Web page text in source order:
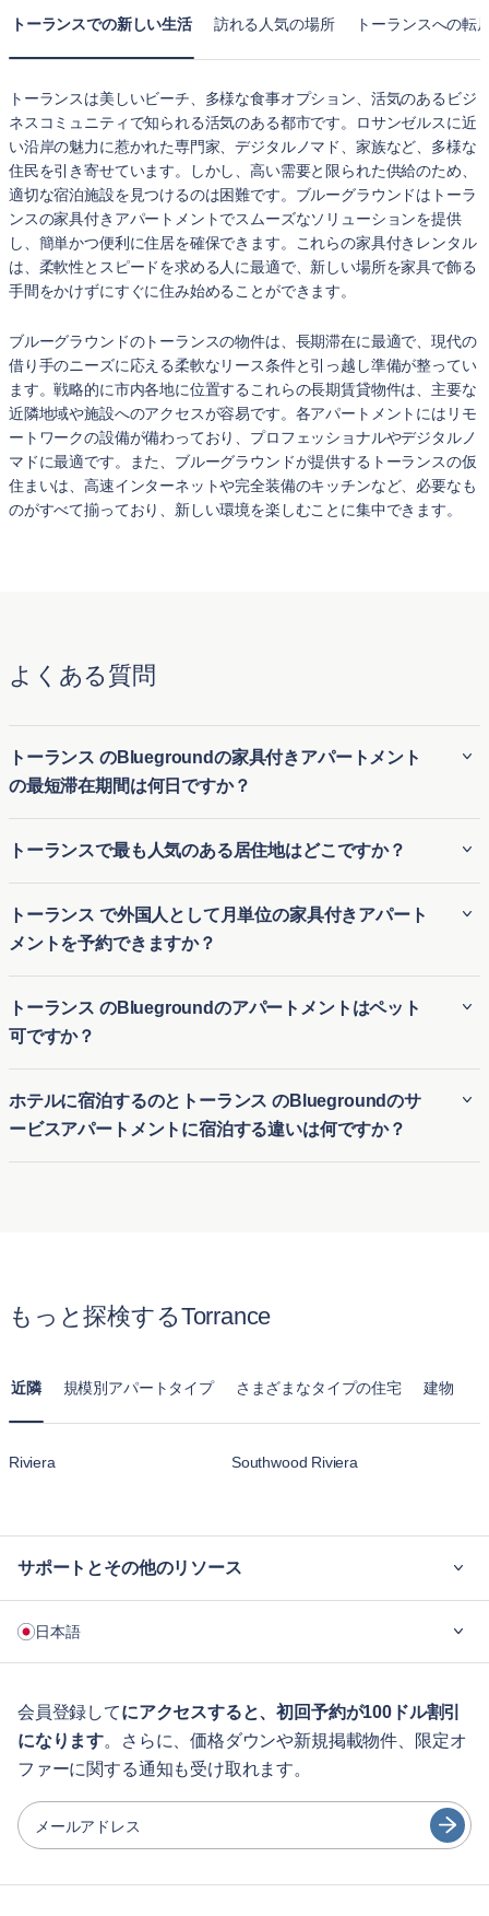
トーランスでの新しい生活 訪れる人気の場所 トーランスへの転
トーランスは美しいビーチ、多様な食事オプション、活気のあるビジ
ネスコミュニティで知られる活気のある都市です。ロサンゼルスに近
い沿岸の魅力に惹かれた専門家、デジタルノマド、家族など、多様な
住民を引き寄せています。しかし、高い需要と限られた供給のため、
適切な宿泊施設を見つけるのは困難です。ブルーグラウンドはトーラ
ンスの家具付きアパートメントでスムーズなソリューションを提供
し、簡単かつ便利に住居を確保できます。これらの家具付きレンタル
は、柔軟性とスピードを求める人に最適で、新しい場所を家具で飾る
手間をかけずにすぐに住み始めることができます。
ブルーグラウンドのトーランスの物件は、長期滞在に最適で、現代の
借り手のニーズに応える柔軟なリース条件と引っ越し準備が整ってい
ます。戦略的に市内各地に位置するこれらの長期賃貸物件は、主要な
近隣地域や施設へのアクセスが容易です。各アパートメントにはリモ
ートワークの設備が備わっており、プロフェッショナルやデジタルノ
マドに最適です。また、ブルーグラウンドが提供するトーランスの仮
住まいは、高速インターネットや完全装備のキッチンなど、必要なも
のがすべて揃っており、新しい環境を楽しむことに集中できます。
よくある質問
トーランス のBluegroundの家具付きアパートメント
の最短滞在期間は何日ですか？
最低30 泊の滞在が必要です。そのため、トーランス の長期
家具付き賃貸にも、短期滞在用の一時的な住居にも最適で
す。引っ越しや長期滞在の訪問など、さまざまな滞在期間に
対応する柔軟性があります。
トーランスで最も人気のある居住地はどこですか？
ます:
サウスウッドは、家族に優しい雰囲気、優れた学校、ビー
チへの近さが評価され、海岸にアクセスする郊外のライフ
スタイルを求める人々に理想的です。
ハリウッド リビエラは、素晴らしい海の眺望、魅力的な
ミッドセンチュリーホーム、そして落ち着いた環境を提供
し、自然の美しさと建築のエレガンスが融合したものを好
域、そしてショッピングやダイニングへの便利なアクセス
ます。
トーランス で外国人として月単位の家具付きアパート
メントを予約できますか？
パート賃貸を簡単に予約できます。ビジネスやレジャーのた
めにトーランス の仮住まいを探している方に、柔軟で便利な
一時的な住居を提供します。初めての街でも、長期の契約な
しで快適な家具付き住宅に簡単に入居できます。
トーランス のBluegroundのアパートメントはペット
可ですか？
で、愛犬や愛猫と一緒に快適な生活を送ることができます。
トーランス のペット可アパートは、ペットに適した公園や設
備の近くに位置する物件が多く、ペットオーナーが安心して
ホテルに宿泊するのとトーランス のBluegroundのサ
ービスアパートメントに宿泊する違いは何ですか？
おり、一時的なホテル宿泊以上に自宅のようにくつろげま
もっと探検するTorrance
近隣 規模別アパートタイプ さまざまなタイプの住宅 建物
Riviera Southwood Riviera
サポートとその他のリソース
企業向け
ゲスト向け特典サービス
シティガイド
パートナー
家具レンタル事業者
日本語
English
Português
Español
会員登録してにアクセスすると、初回予約が100ドル割引
になります。さらに、価格ダウンや新規掲載物件、限定オ
ファーに関する通知も受け取れます。
メールアドレス